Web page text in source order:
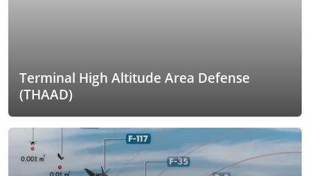
Terminal High Altitude Area Defense
(THAAD)